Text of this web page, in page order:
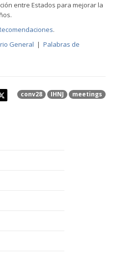
entre Estados para mejorar la
.
General | Palabras de
conv28 IHNJ meetings